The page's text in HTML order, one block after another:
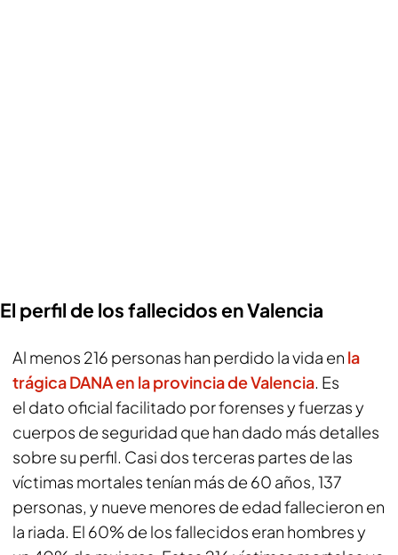
El perfil de los fallecidos en Valencia
Al menos 216 personas han perdido la vida en la
trágica DANA en la provincia de Valencia. Es
el dato oficial facilitado por forenses y fuerzas y
cuerpos de seguridad que han dado más detalles
sobre su perfil. Casi dos terceras partes de las
víctimas mortales tenían más de 60 años, 137
personas, y nueve menores de edad fallecieron en
la riada. El 60% de los fallecidos eran hombres y